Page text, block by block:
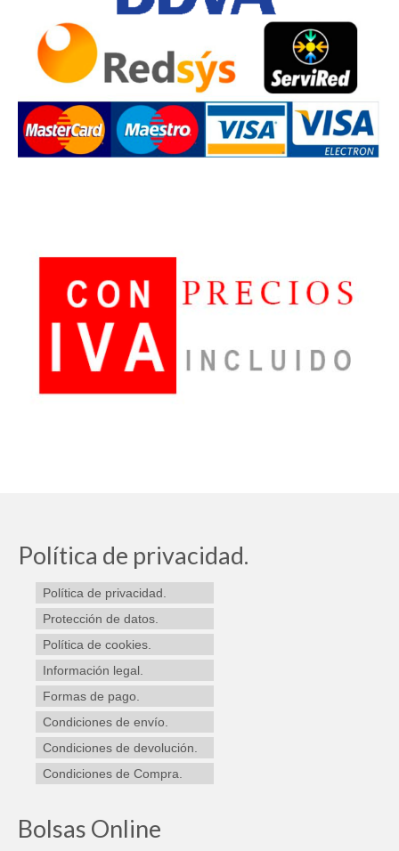
Política de privacidad.
Política de privacidad.
Protección de datos.
Política de cookies.
Información legal.
Formas de pago.
Condiciones de envío.
Condiciones de devolución.
Condiciones de Compra.
Bolsas Online